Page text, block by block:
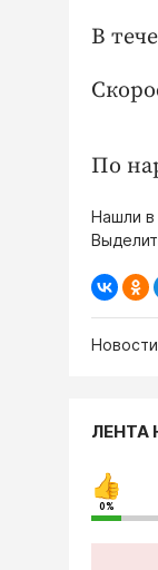
В
По
Нашли в
ЛЕНТА
0%